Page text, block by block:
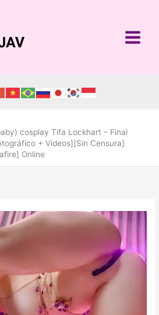
cosplay Tifa Lockhart – Final
+ Videos][Sin Censura]
Online